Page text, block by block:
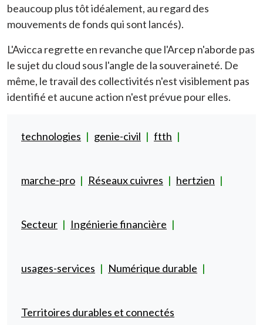
beaucoup plus tôt idéalement, au regard des
mouvements de fonds qui sont lancés).
L'Avicca regrette en revanche que l'Arcep n'aborde pas
le sujet du cloud sous l'angle de la souveraineté. De
même, le travail des collectivités n'est visiblement pas
identifié et aucune action n'est prévue pour elles.
technologies genie-civil ftth
marche-pro Réseaux cuivres hertzien
Secteur Ingénierie financière
usages-services Numérique durable
Territoires durables et connectés